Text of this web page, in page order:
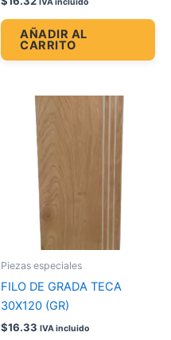
IVA incluido
AÑADIR AL
CARRITO
Piezas especiales
FILO DE GRADA TECA
30X120 (GR)
$16.33 IVA incluido